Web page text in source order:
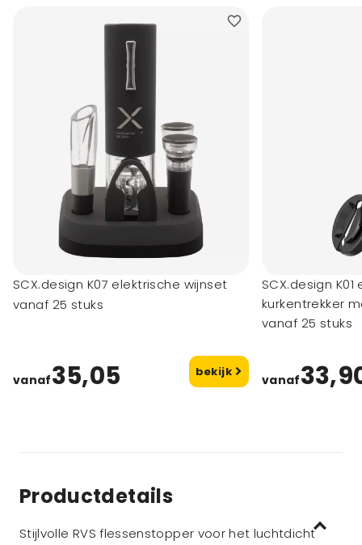
SCX.design K07 elektrische wijnset
vanaf 25 stuks
vanaf35,05 bekijk
SCX.design
kurkentrekker
vanaf 25 stuks
vanaf
Productdetails
Stijlvolle RVS flessenstopper voor het luchtdicht